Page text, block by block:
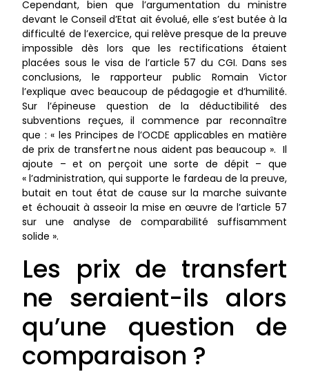
Cependant, bien que l’argumentation du ministre
devant le Conseil d’Etat ait évolué, elle s’est butée à la
difficulté de l’exercice, qui relève presque de la preuve
impossible dès lors que les rectifications étaient
placées sous le visa de l’article 57 du CGI. Dans ses
conclusions, le rapporteur public Romain Victor
l’explique avec beaucoup de pédagogie et d’humilité.
Sur l’épineuse question de la déductibilité des
subventions reçues, il commence par reconnaître
que : « les Principes de l’OCDE applicables en matière
de prix de transfert ne nous aident pas beaucoup ». Il
ajoute – et on perçoit une sorte de dépit – que
« l’administration, qui supporte le fardeau de la preuve,
butait en tout état de cause sur la marche suivante
et échouait à asseoir la mise en œuvre de l’article 57
sur une analyse de comparabilité suffisamment
solide ».
Les prix de transfert
ne seraient-ils alors
qu’une question de
comparaison ?